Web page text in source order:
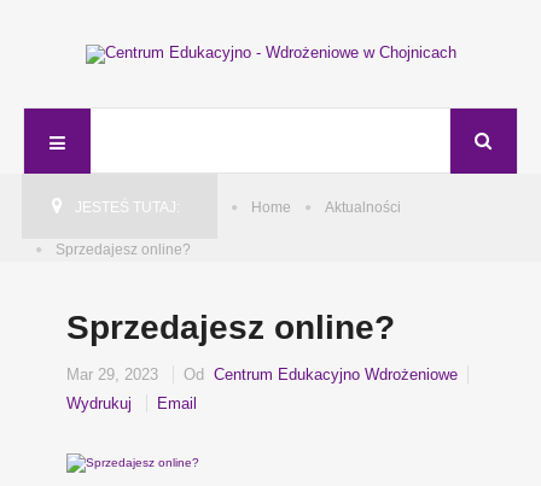
JESTEŚ TUTAJ: Home Aktualności
Sprzedajesz online?
Sprzedajesz online?
Mar 29, 2023 OdCentrum Edukacyjno Wdrożeniowe
Wydrukuj
Email